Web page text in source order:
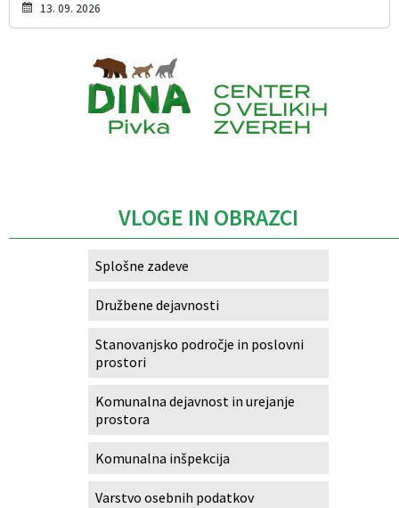
13. 09. 2026
VLOGE IN OBRAZCI
Splošne zadeve
Družbene dejavnosti
Stanovanjsko področje in poslovni
prostori
Komunalna dejavnost in urejanje
prostora
Komunalna inšpekcija
Varstvo osebnih podatkov